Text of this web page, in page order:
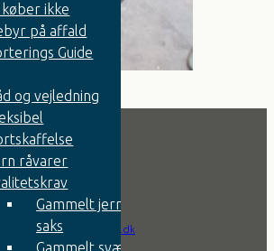
Kontakt
+45 9752 0666
Email:info@jernesper.dk
køber ikke
på affald
Guide
og vejledning
råvarer
Gammelt jern til
saks
Gammelt svært